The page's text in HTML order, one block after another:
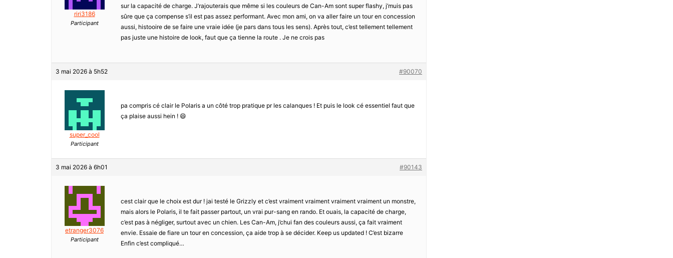
riri3186
Participant
sur la capacité de charge. J’rajouterais que même si les couleurs de Can-Am sont super flashy, j’muis pas
sûre que ça compense s’il est pas assez performant. Avec mon ami, on va aller faire un tour en concession
aussi, histooire de se faire une vraie idée (je pars dans tous les sens). Après tout, c’est tellement tellement
pas juste une histoire de look, faut que ça tienne la route . Je ne crois pas
3 mai 2026 à 5h52 #90070
super_cool
Participant
pa compris cé clair le Polaris a un côté trop pratique pr les calanques ! Et puis le look cé essentiel faut que
ça plaise aussi hein ! 😄
3 mai 2026 à 6h01 #90143
etranger3076
Participant
cest clair que le choix est dur ! jai testé le Grizzly et c’est vraiment vraiment vraiment vraiment un monstre,
mais alors le Polaris, il te fait passer partout, un vrai pur-sang en rando. Et ouais, la capacité de charge,
c’est pas à négliger, surtout avec un chien. Les Can-Am, j’chui fan des couleurs aussi, ça fait vraiment
envie. Essaie de fiare un tour en concession, ça aide trop à se décider. Keep us updated ! C’est bizarre
Enfin c’est compliqué…